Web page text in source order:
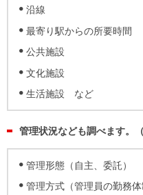
沿線
最寄り駅からの所要時間
公共施設
文化施設
生活施設 など
管理状況なども調べます。
管理形態（自主、委託）
管理方式（管理員の勤務体